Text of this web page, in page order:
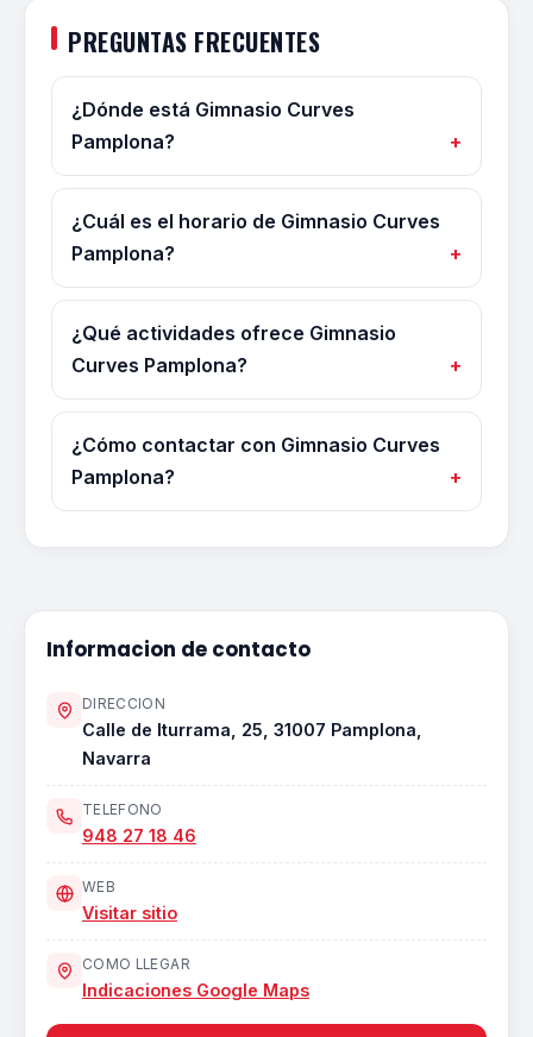
PREGUNTAS FRECUENTES
¿Dónde está Gimnasio Curves
Pamplona?
¿Cuál es el horario de Gimnasio Curves
Pamplona?
¿Qué actividades ofrece Gimnasio
Curves Pamplona?
¿Cómo contactar con Gimnasio Curves
Pamplona?
Informacion de contacto
DIRECCION
Calle de Iturrama, 25, 31007 Pamplona,
Navarra
TELEFONO
948 27 18 46
WEB
Visitar sitio
COMO LLEGAR
Indicaciones Google Maps